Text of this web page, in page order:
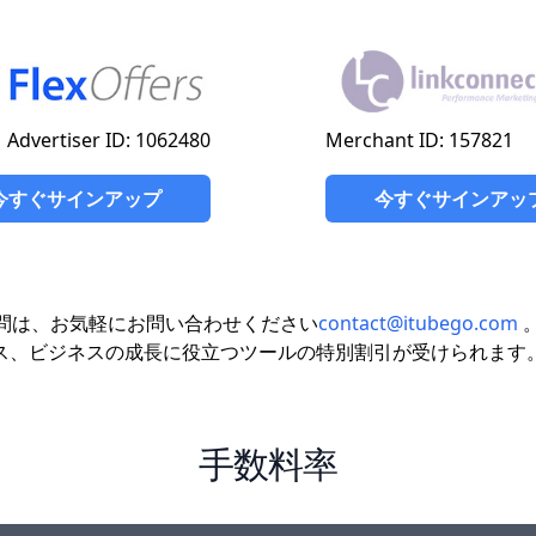
Advertiser ID: 1062480
すぐサインアップ
Merchant ID: 157821
今すぐサインアッ
、お気軽にお問い合わせくださいcontact@itubego.com
、ビジネスの成長に役立つツールの特別割引が受けられます
手数料率